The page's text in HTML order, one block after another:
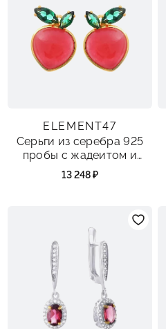
ELEMENT47
Серьги из серебра 925
пробы с жадеитом и
фианитами
13 248 ₽